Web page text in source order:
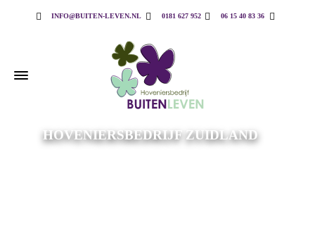
INFO@BUITEN-LEVEN.NL 0181 627 952 06 15 40 83 36
HOVENIERSBEDRIJF ZUIDLAND